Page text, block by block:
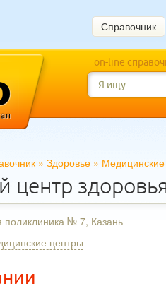
Справочник
on-line
» Здоровье »
центр
поликлиника № 7, Казань
центры